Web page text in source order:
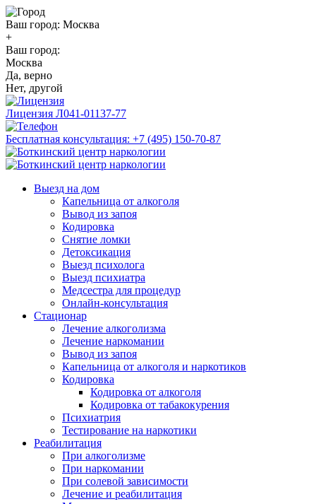
Ваш город: Москва
+
Ваш город:
Москва
Да, верно
Нет, другой
Лицензия Л041-01137-77
Бесплатная консультация: +7 (495) 150-70-87
Выезд на дом
Капельница от алкоголя
Вывод из запоя
Кодировка
Снятие ломки
Детоксикация
Выезд психолога
Выезд психиатра
Медсестра для процедур
Онлайн-консультация
Стационар
Лечение алкоголизма
Лечение наркомании
Вывод из запоя
Капельница от алкоголя и наркотиков
Кодировка
Кодировка от алкоголя
Кодировка от табакокурения
Психиатрия
Тестирование на наркотики
Реабилитация
При алкоголизме
При наркомании
При солевой зависимости
Лечение и реабилитация